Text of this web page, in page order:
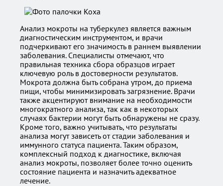
Анализ мокроты на туберкулез является важным
диагностическим инструментом, и врачи
подчеркивают его значимость в раннем выявлении
заболевания. Специалисты отмечают, что
правильная техника сбора образцов играет
ключевую роль в достоверности результатов.
Мокрота должна быть собрана утром, до приема
пищи, чтобы минимизировать загрязнение. Врачи
также акцентируют внимание на необходимости
многократного анализа, так как в некоторых
случаях бактерии могут быть обнаружены не сразу.
Кроме того, важно учитывать, что результаты
анализа могут зависеть от стадии заболевания и
иммунного статуса пациента. Таким образом,
комплексный подход к диагностике, включая
анализ мокроты, позволяет более точно оценить
состояние пациента и назначить адекватное
лечение.